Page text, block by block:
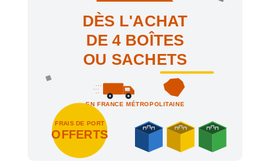
DÈS L'ACHAT
DE 4 BOÎTES
OU SACHETS
EN FRANCE MÉTROPOLITAINE
FRAIS DE PORT
OFFERTS